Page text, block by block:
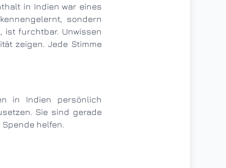
sondern
ist furchtbar. Unwissen
zeigen. Jede Stimme
Sie sind gerade
helfen.